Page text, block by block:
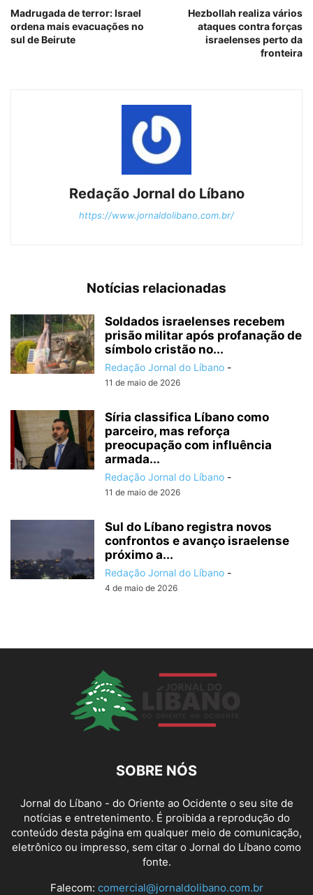
Madrugada de terror: Israel
ordena mais evacuações no
sul de Beirute
Hezbollah realiza vários
ataques contra forças
israelenses perto da
fronteira
Redação Jornal do Líbano
https://www.jornaldolibano.com.br/
Notícias relacionadas
Soldados israelenses recebem
prisão militar após profanação de
símbolo cristão no...
Redação Jornal do Líbano -
11 de maio de 2026
Síria classifica Líbano como
parceiro, mas reforça
preocupação com influência
armada...
Redação Jornal do Líbano -
11 de maio de 2026
Sul do Líbano registra novos
confrontos e avanço israelense
próximo a...
Redação Jornal do Líbano -
4 de maio de 2026
SOBRE NÓS
Jornal do Líbano - do Oriente ao Ocidente o seu site de
notícias e entretenimento. É proibida a reprodução do
conteúdo desta página em qualquer meio de comunicação,
eletrônico ou impresso, sem citar o Jornal do Líbano como
fonte.
Falecom: comercial@jornaldolibano.com.br